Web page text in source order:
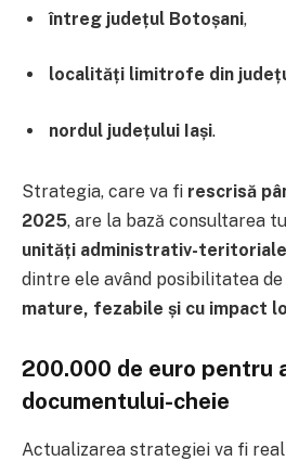
întreg județul Botoșani,
localități limitrofe din
nordul județului Iași.
Strategia, care va fi rescrisă
2025, are la bază consultarea
unități administrativ-teritoriale
dintre ele având posibilitatea
mature, fezabile și cu impact
200.000 de euro pentru
documentului-cheie
Actualizarea strategiei va fi